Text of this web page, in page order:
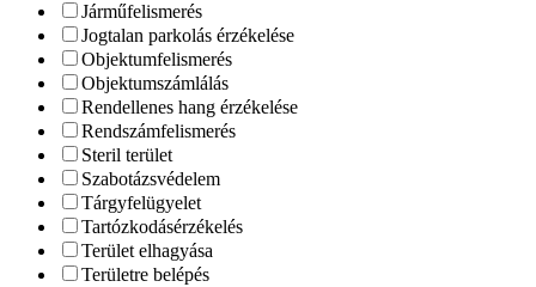
Járműfelismerés
Jogtalan parkolás érzékelése
Objektumfelismerés
Objektumszámlálás
Rendellenes hang érzékelése
Rendszámfelismerés
Steril terület
Szabotázsvédelem
Tárgyfelügyelet
Tartózkodásérzékelés
Terület elhagyása
Területre belépés